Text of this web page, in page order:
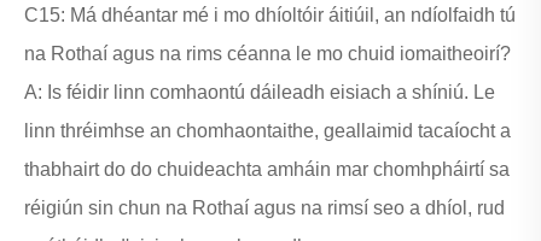
C15: Má dhéantar mé i mo dhíoltóir áitiúil, an ndíolfaidh tú
na Rothaí agus na rims céanna le mo chuid iomaitheoirí?
A: Is féidir linn comhaontú dáileadh eisiach a shíniú. Le
linn thréimhse an chomhaontaithe, geallaimid tacaíocht a
thabhairt do do chuideachta amháin mar chomhpháirtí sa
réigiún sin chun na Rothaí agus na rimsí seo a dhíol, rud